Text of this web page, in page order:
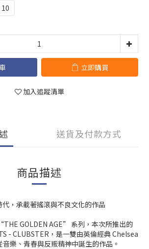
10
立即購買
加入追蹤清單
送貨及付款方式
商品描述
，承載著搖滾與不良文化的作品
GOLDEN AGE” 系列，本次所推出的
- CLUBSTER，是一雙由英倫經典 Chelsea
樂、青春與反叛精神中誕生的作品。